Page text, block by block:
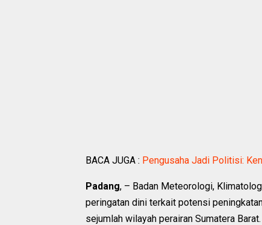
BACA JUGA : Pengusaha Jadi Politisi:
Padang, – Badan Meteorologi,
peringatan dini terkait potensi
sejumlah wilayah perairan Sumatera